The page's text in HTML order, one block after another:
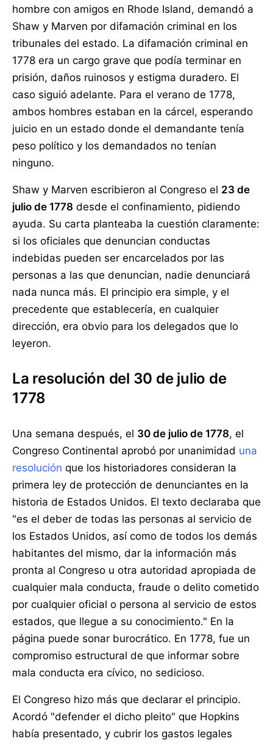
hombre con amigos en Rhode Island, demandó a
Shaw y Marven por difamación criminal en los
tribunales del estado. La difamación criminal en
1778 era un cargo grave que podía terminar en
prisión, daños ruinosos y estigma duradero. El
caso siguió adelante. Para el verano de 1778,
ambos hombres estaban en la cárcel, esperando
juicio en un estado donde el demandante tenía
peso político y los demandados no tenían
ninguno.
Shaw y Marven escribieron al Congreso el 23 de
julio de 1778 desde el confinamiento, pidiendo
ayuda. Su carta planteaba la cuestión claramente:
si los oficiales que denuncian conductas
indebidas pueden ser encarcelados por las
personas a las que denuncian, nadie denunciará
nada nunca más. El principio era simple, y el
precedente que establecería, en cualquier
dirección, era obvio para los delegados que lo
leyeron.
La resolución del 30 de julio de
1778
Una semana después, el 30 de julio de 1778, el
Congreso Continental aprobó por unanimidad una
resolución que los historiadores consideran la
primera ley de protección de denunciantes en la
historia de Estados Unidos. El texto declaraba que
"es el deber de todas las personas al servicio de
los Estados Unidos, así como de todos los demás
habitantes del mismo, dar la información más
pronta al Congreso u otra autoridad apropiada de
cualquier mala conducta, fraude o delito cometido
por cualquier oficial o persona al servicio de estos
estados, que llegue a su conocimiento." En la
página puede sonar burocrático. En 1778, fue un
compromiso estructural de que informar sobre
mala conducta era cívico, no sedicioso.
El Congreso hizo más que declarar el principio.
Acordó "defender el dicho pleito" que Hopkins
había presentado, y cubrir los gastos legales